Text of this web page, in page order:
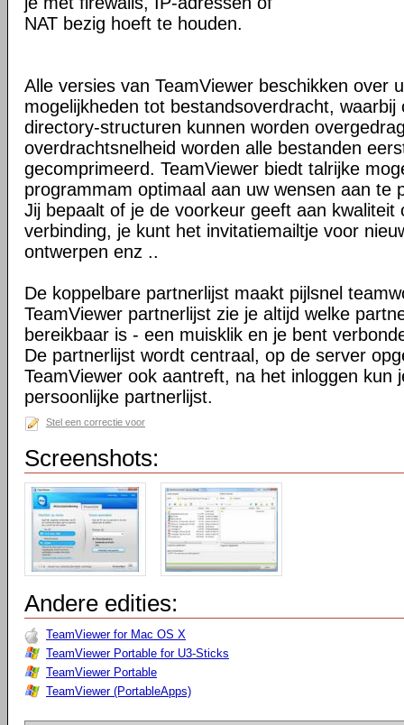
NAT bezig hoeft te houden.
Alle versies van TeamViewer beschikken over
mogelijkheden tot bestandsoverdracht, waarbij
directory-structuren kunnen worden
overdrachtsnelheid worden alle bestanden
gecomprimeerd. TeamViewer biedt talrijke
programmam optimaal aan uw wensen aan te
Jij bepaalt of je de voorkeur geeft aan kwaliteit
verbinding, je kunt het invitatiemailtje voor
ontwerpen enz ..
De koppelbare partnerlijst maakt pijlsnel
TeamViewer partnerlijst zie je altijd welke
bereikbaar is - een muisklik en je bent
De partnerlijst wordt centraal, op de server
TeamViewer ook aantreft, na het inloggen kun
persoonlijke partnerlijst.
Stel een correctie voor
Screenshots:
Andere edities:
TeamViewer for Mac OS X
TeamViewer Portable for U3-Sticks
TeamViewer Portable
TeamViewer (PortableApps)